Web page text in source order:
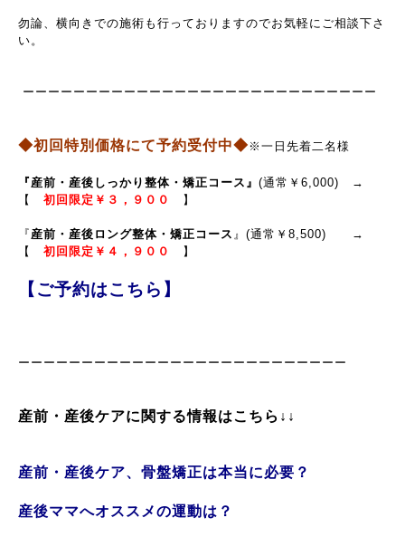
勿論、横向きでの施術も行っておりますのでお気軽にご相談下さ
い。
ーーーーーーーーーーーーーーーーーーーーーーーーーーーー
◆初回特別価格にて予約受付中◆ ※一日先着二名様
『産前・産後しっかり整体・矯正コース』 (通常￥6,000) →
【 初回限定￥３，９００ 】
『産前・産後ロング整体・矯正コース 』(通常￥8,500) →
【 初回限定￥４，９００ 】
【ご予約はこちら】
ーーーーーーーーーーーーーーーーーーーーーーーーーー
産前・産後ケアに関する情報はこちら ↓↓
産前・産後ケア、骨盤矯正は本当に必要？
産後ママへオススメの運動は？